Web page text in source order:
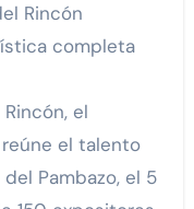
Rincón
completa
el
el talento
Pambazo, el 5